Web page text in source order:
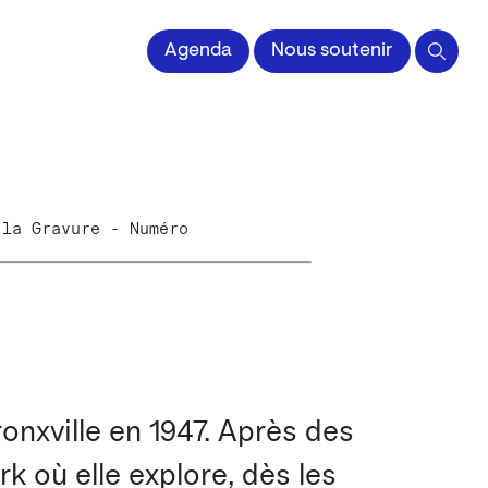
impriméeAgenda Nous soutenir
Gravure - Numéro
en 1947. Après des
où elle explore, dès les